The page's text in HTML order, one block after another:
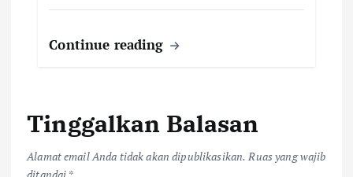
Continue reading
Tinggalkan Balasan
Alamat email Anda tidak akan dipublikasikan. Ruas yang wajib